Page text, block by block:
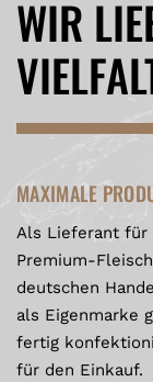
WIR
MAXIMALE
Als Lieferant für
Premium-
deutschen
als Eigenmarke
fertig
für den Einkauf.